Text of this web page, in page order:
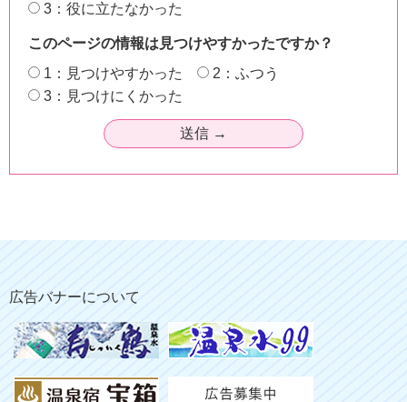
3：役に立たなかった
このページの情報は見つけやすかったですか？
1：見つけやすかった
2：ふつう
3：見つけにくかった
広告バナーについて